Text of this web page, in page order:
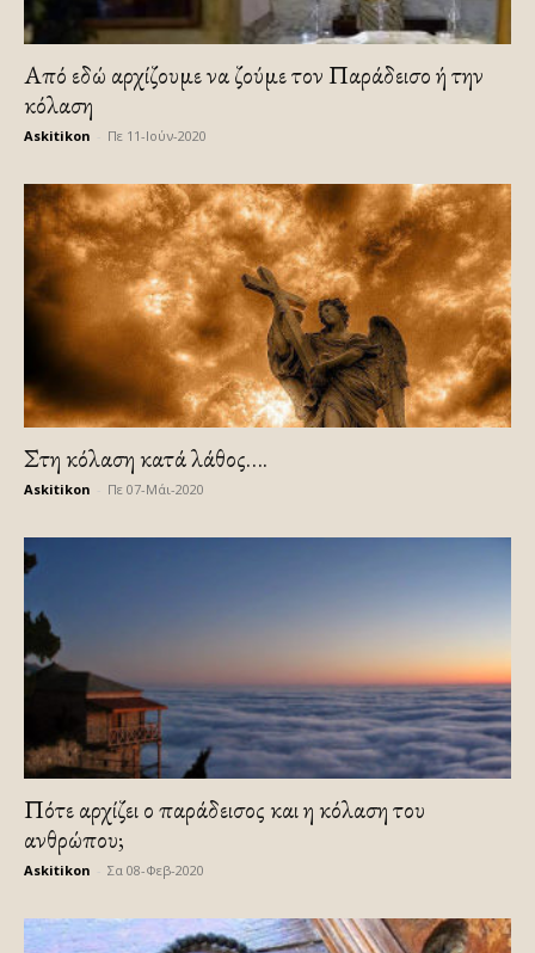
Από εδώ αρχίζουμε να ζούμε τον Παράδεισο ή την
κόλαση
Askitikon Πε 11-Ιούν-2020
Στη κόλαση κατά λάθος….
Askitikon Πε 07-Μάι-2020
Πότε αρχίζει ο παράδεισος και η κόλαση του
ανθρώπου;
Askitikon Σα 08-Φεβ-2020